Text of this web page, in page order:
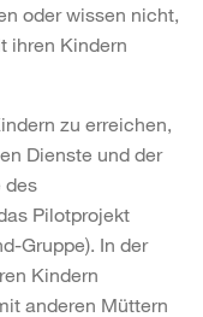
oder wissen nicht,
ihren Kindern
zu erreichen,
Dienste und der
des
Pilotprojekt
Gruppe). In der
Kindern
anderen Müttern